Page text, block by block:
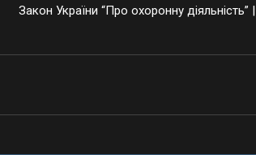
Закон України “Про охоронну діяльність”